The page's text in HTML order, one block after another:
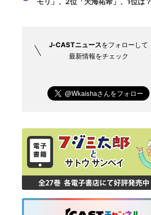
J-CASTニュースをフォローして
最新情報をチェック